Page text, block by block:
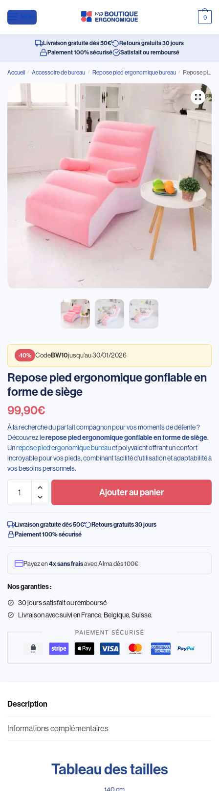
MENU 0
Livraison gratuite dès 50€
Retours gratuits 30 jours
Paiement 100% sécurisé
Satisfait ou remboursé
Accueil / Accessoire de bureau / Repose pied ergonomique bureau / Repose pied ergonomique gonflable en forme de siège
-10% CodeBW10jusqu'au 30/01/2026
Repose pied ergonomique gonflable en
forme de siège
99,90€
À la recherche du parfait compagnon pour vos moments de détente ?
Découvrez lerepose pied ergonomique gonflable en forme de siège.
Unrepose pied ergonomique bureauet polyvalent offrant un confort
incroyable pour vos pieds, combinant facilité d’utilisation et adaptabilité à
vos besoins personnels.
Ajouter au panier
Livraison gratuite dès 50€
Retours gratuits 30 jours
Paiement 100% sécurisé
Payez en4x sans fraisavec Alma dès 100€
Nos garanties :
30 jours satisfait ou remboursé
Livraisonavec suivi en France, Belgique, Suisse.
Description
Informations complémentaires
Tableau des tailles